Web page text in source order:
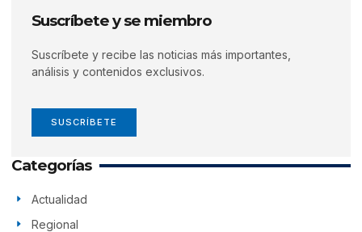
Suscríbete y se miembro
Suscríbete y recibe las noticias más importantes,
análisis y contenidos exclusivos.
SUSCRÍBETE
Categorías
Actualidad
Regional